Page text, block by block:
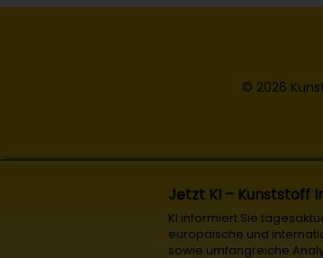
Jetzt KI – Kunststoff
KI informiert Sie
europäische und
sowie umfangreiche
© 2026